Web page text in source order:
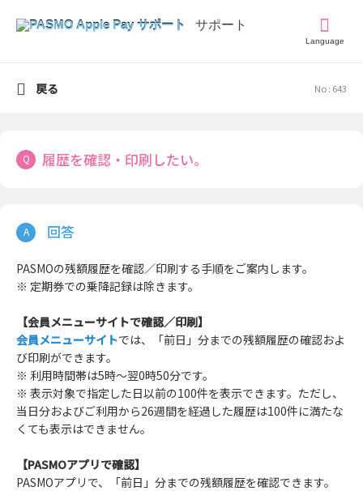
Language
No : 643
履歴を確認・印刷したい。
PASMOの残額履歴を確認／印刷する手順をご案内します。
※ 定期券での乗降記録は除きます。
【会員メニューサイトで確認／印刷】
会員メニューサイトでは、「前日」分までの残額履歴の確認およ
び印刷ができます。
※ 利用時間帯は5時～翌0時50分です。
※ 表示対象で指定した日以前の100件を表示できます。ただし、
当日分およびご利用から26週間を経過した履歴は100件に満たな
くても表示はできません。
【PASMOアプリで確認】
PASMOアプリで、「前日」分までの残額履歴を確認できます。
戻る